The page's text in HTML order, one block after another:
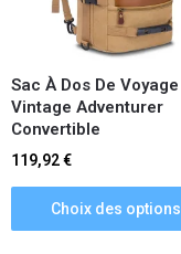
Sac À Dos De Voyage
Vintage Adventurer
Convertible
119,92€
Choix des options